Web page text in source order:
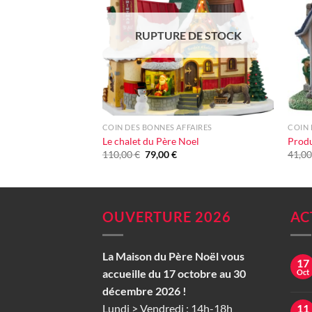
+
RUPTURE DE STOCK
COIN DES BONNES AFFAIRES
Le chalet du Père Noel
110,00€ Le
prix
79,00€Le
+
COIN
OUVERTURE 2026
La Maison du Père Noël vous
accueille du 17 octobre au 30
décembre 2026 !
Lundi > Vendredi : 14h-18h
17
Oct
11